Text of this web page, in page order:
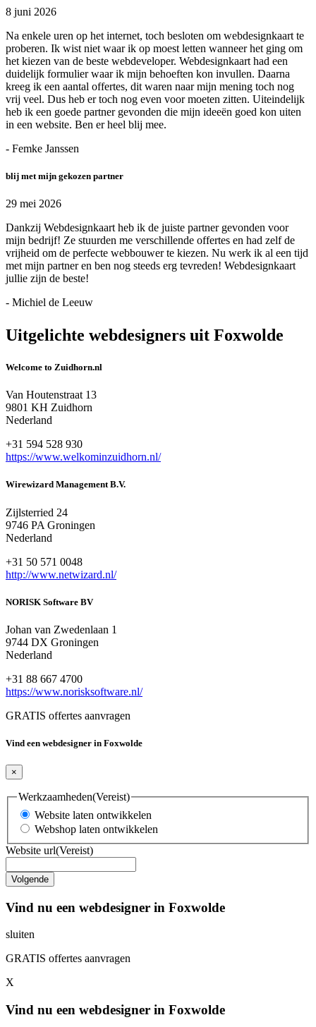
8 juni 2026
Na enkele uren op het internet, toch besloten om webdesignkaart te
proberen. Ik wist niet waar ik op moest letten wanneer het ging om
het kiezen van de beste webdeveloper. Webdesignkaart had een
duidelijk formulier waar ik mijn behoeften kon invullen. Daarna
kreeg ik een aantal offertes, dit waren naar mijn mening toch nog
vrij veel. Dus heb er toch nog even voor moeten zitten. Uiteindelijk
heb ik een goede partner gevonden die mijn ideeën goed kon uiten
in een website. Ben er heel blij mee.
- Femke Janssen
blij met mijn gekozen partner
29 mei 2026
Dankzij Webdesignkaart heb ik de juiste partner gevonden voor
mijn bedrijf! Ze stuurden me verschillende offertes en had zelf de
vrijheid om de perfecte webbouwer te kiezen. Nu werk ik al een tijd
met mijn partner en ben nog steeds erg tevreden! Webdesignkaart
jullie zijn de beste!
- Michiel de Leeuw
Uitgelichte webdesigners uit Foxwolde
Welcome to Zuidhorn.nl
Van Houtenstraat 13
9801 KH Zuidhorn
Nederland
+31 594 528 930
https://www.welkominzuidhorn.nl/
Wirewizard Management B.V.
Zijlsterried 24
9746 PA Groningen
Nederland
+31 50 571 0048
http://www.netwizard.nl/
NORISK Software BV
Johan van Zwedenlaan 1
9744 DX Groningen
Nederland
+31 88 667 4700
https://www.norisksoftware.nl/
GRATIS offertes aanvragen
Vind een webdesigner in Foxwolde
×
Werkzaamheden(Vereist)
Website laten ontwikkelen
Webshop laten ontwikkelen
Website url(Vereist)
Vind nu een webdesigner in Foxwolde
sluiten
GRATIS offertes aanvragen
X
Vind nu een webdesigner in Foxwolde